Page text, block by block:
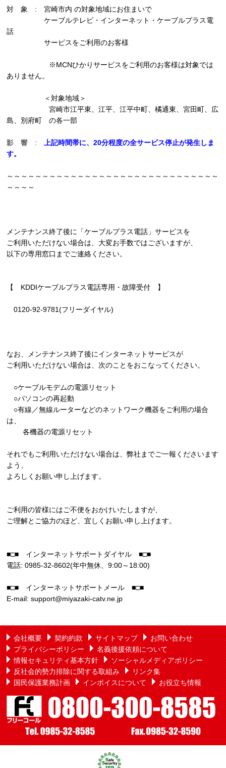
対 象 : 宮崎市内 の対象地域にお住まいで
ケーブルテレビ・インターネット・ケーブルプラス電
話
サービスをご利用のお客様
※MCNひかりサービスをご利用のお客様は対象では
ありません。
＜対象地域＞
宮崎市江平東、江平、江平中町、橘通東、宮田町、広
島、別府町 の各一部
影 響 :上記時間帯に、20分程度の全サービス停止が発生しま
す。
～～～～～～～～～～～～～～～～～～～～～～～～～～～～～～
～～～～
メンテナンス終了後に「ケーブルプラス電話」サービスを
ご利用いただけない場合は、大変お手数ではございますが、
以下の専用窓口までご連絡ください。
【 KDDIケーブルプラス電話専用・故障受付 】
0120-92-9781(フリーダイヤル)
なお、メンテナンス終了後にインターネットサービスが
ご利用いただけない場合は、次のことをおこなってください。
○ケーブルモデムの電源リセット
○パソコンの再起動
○有線／無線ルーターなどのネットワーク機器をご利用の場合
は、
各機器の電源リセット
それでもご利用いただけない場合は、弊社までご一報くださいます
よう、
よろしくお願い申し上げます。
ご利用の皆様にはご不便をおかけいたしますが、
ご理解とご協力のほど、宜しくお願い申し上げます。
■□■ インターネットサポートダイヤル ■□■
電話: 0985-32-8602(年中無休、9:00～18:00)
■□■ インターネットサポートメール ■□■
E-mail: support@miyazaki-catv.ne.jp
会社概要 契約約款 サイトマップ
お問い合わせ
プライバシーポリシー
名義後援依頼について
情報セキュリティ基本方針
ソーシャルメディアポリシー
反社会的勢力排除に関する取組み
リンク集
国民保護業務計画
インボイスについて お役立ち情報